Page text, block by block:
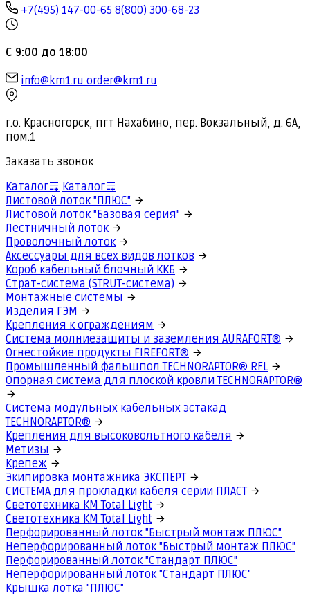
+7(495) 147-00-65 8(800) 300-68-23
С 9:00 до 18:00
info@km1.ru order@km1.ru
г.о. Красногорск, пгт Нахабино, пер. Вокзальный, д. 6А,
пом.1
Заказать звонок
Каталог
Каталог
Листовой лоток "ПЛЮС"
Листовой лоток "Базовая серия"
Лестничный лоток
Проволочный лоток
Аксессуары для всех видов лотков
Короб кабельный блочный ККБ
Страт-система (STRUT-система)
Монтажные системы
Изделия ГЭМ
Крепления к ограждениям
Система молниезащиты и заземления AURAFORT®
Огнестойкие продукты FIREFORT®
Промышленный фальшпол TECHNORAPTOR® RFL
Опорная система для плоской кровли TECHNORAPTOR®
Система модульных кабельных эстакад
TECHNORAPTOR®
Крепления для высоковольтного кабеля
Метизы
Крепеж
Экипировка монтажника ЭКСПЕРТ
СИСТЕМА для прокладки кабеля серии ПЛАСТ
Светотехника КМ Total Light
Светотехника КМ Total Light
Перфорированный лоток "Быстрый монтаж ПЛЮС"
Неперфорированный лоток "Быстрый монтаж ПЛЮС"
Перфорированный лоток "Стандарт ПЛЮС"
Неперфорированный лоток "Стандарт ПЛЮС"
Крышка лотка "ПЛЮС"